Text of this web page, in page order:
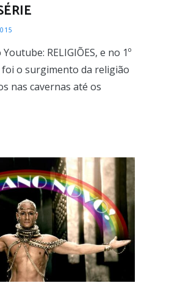
RELIGIÕES, e no 1º
foi o surgimento da religião
nas cavernas até os